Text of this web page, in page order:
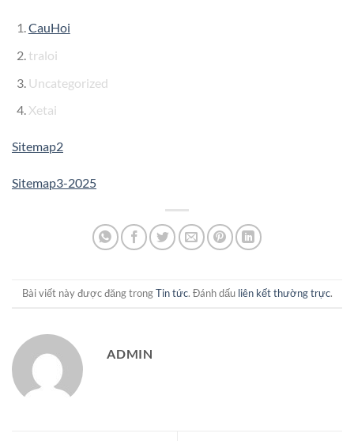
CauHoi
traloi
Uncategorized
Xetai
Sitemap2
Sitemap3-2025
Bài viết này được đăng trongTin tức. Đánh dấu liên kết thường trực.
ADMIN